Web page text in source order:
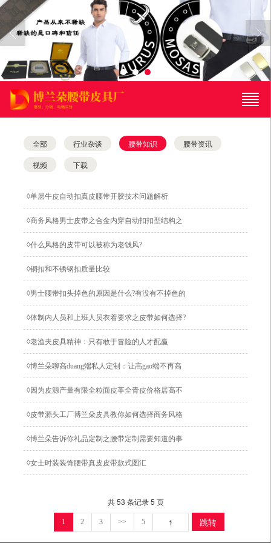
全部 行业杂谈 腰带知识 腰带资讯
视频 下载
◊单层牛皮自动扣真皮腰带开胶技术问题解析
◊商务风格男士皮带之合金内穿自动扣扣型结构之
优劣对比
◊什么风格的皮带可以被称为老钱风?
◊铜扣和不锈钢扣质量比较
◊男士腰带扣头掉色的原因是什么?有没有不掉色的
合金扣头?
◊体制内人员和上班人员衣着要求之皮带如何选择?
◊老渔夫皮具精神：只有敢于冒险的人才配赢
◊博兰朵聊高duang端私人定制：让高gao端不再高
价
◊因为皮源产量有限全粒面皮革全青皮价格居高不
下
◊皮带源头工厂博兰朵皮具教你如何选择商务风格
真皮皮带
◊博兰朵告诉你礼品定制之腰带定制需要知道的事
项和避坑指南
◊女士时装装饰腰带真皮皮带款式图汇
共 53 条记录 5 页
1 2 3 >> 5 跳转